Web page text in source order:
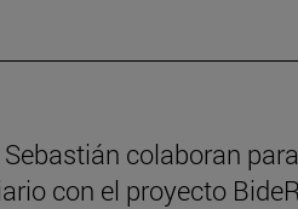
colaboran para
con el proyecto